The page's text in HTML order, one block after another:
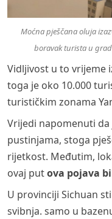
Moćna pješčana oluja
boravak turista u
Vidljivost u to vrijeme
toga je oko 10.000
turističkim zonama
Vrijedi napomenuti
pustinjama, stoga
rijetkost. Međutim,
ovaj putova pojava
U provinciji Sichuan
svibnja. samo u